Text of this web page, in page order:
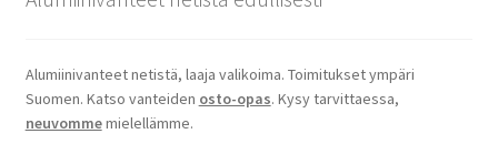
Alumiinivanteet netistä, laaja valikoima. Toimitukset ympäri
Suomen. Katso vanteiden osto-opas. Kysy tarvittaessa,
neuvommemielellämme.